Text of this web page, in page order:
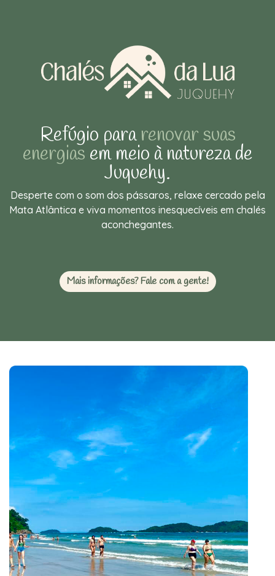
Refúgio pararenovar suas
energias em meio à natureza de
Juquehy.
Desperte com o som dos pássaros, relaxe cercado pela
Mata Atlântica e viva momentos inesquecíveis em chalés
aconchegantes.
Mais informações? Fale com a gente!